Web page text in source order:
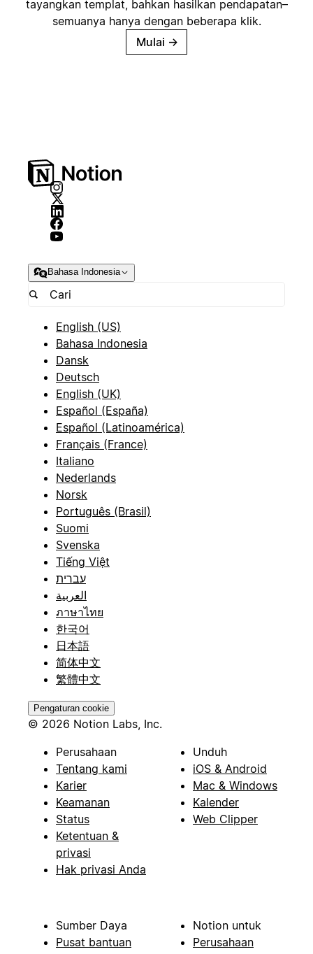
tayangkan templat, bahkan hasilkan pendapatan–
semuanya hanya dengan beberapa klik.
Mulai →
Bahasa Indonesia
English (US)
Bahasa Indonesia
Dansk
Deutsch
English (UK)
Español (España)
Español (Latinoamérica)
Français (France)
Italiano
Nederlands
Norsk
Português (Brasil)
Suomi
Svenska
Tiếng Việt
עברית
العربية
ภาษาไทย
한국어
日本語
简体中文
繁體中文
Pengaturan cookie
© 2026 Notion Labs, Inc.
Perusahaan
Tentang kami
Karier
Keamanan
Status
Ketentuan &
privasi
Hak privasi Anda
Unduh
iOS & Android
Mac & Windows
Kalender
Web Clipper
Sumber Daya
Pusat bantuan
Notion untuk
Perusahaan